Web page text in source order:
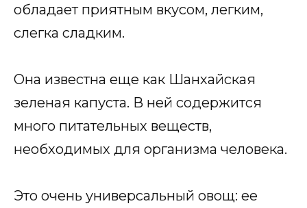
обладает приятным вкусом, легким,
слегка сладким.
Она известна еще как Шанхайская
зеленая капуста. В ней содержится
много питательных веществ,
необходимых для организма человека.
Это очень универсальный овощ: ее